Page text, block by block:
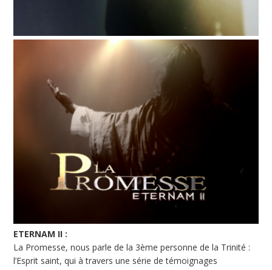
ETERNAM II :
La Promesse, nous parle de la 3ème personne de la Trinité :
l’Esprit saint, qui à travers une série de témoignages